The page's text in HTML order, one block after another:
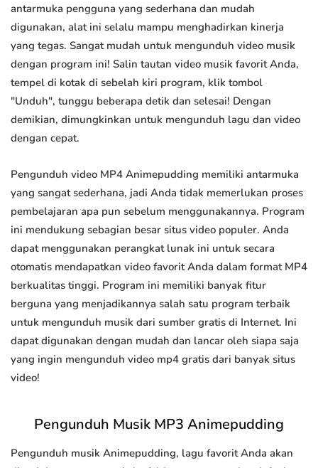
antarmuka pengguna yang sederhana dan mudah
digunakan, alat ini selalu mampu menghadirkan kinerja
yang tegas. Sangat mudah untuk mengunduh video musik
dengan program ini! Salin tautan video musik favorit Anda,
tempel di kotak di sebelah kiri program, klik tombol
"Unduh", tunggu beberapa detik dan selesai! Dengan
demikian, dimungkinkan untuk mengunduh lagu dan video
dengan cepat.
Pengunduh video MP4 Animepudding memiliki antarmuka
yang sangat sederhana, jadi Anda tidak memerlukan proses
pembelajaran apa pun sebelum menggunakannya. Program
ini mendukung sebagian besar situs video populer. Anda
dapat menggunakan perangkat lunak ini untuk secara
otomatis mendapatkan video favorit Anda dalam format MP4
berkualitas tinggi. Program ini memiliki banyak fitur
berguna yang menjadikannya salah satu program terbaik
untuk mengunduh musik dari sumber gratis di Internet. Ini
dapat digunakan dengan mudah dan lancar oleh siapa saja
yang ingin mengunduh video mp4 gratis dari banyak situs
video!
Pengunduh Musik MP3 Animepudding
Pengunduh musik Animepudding, lagu favorit Anda akan